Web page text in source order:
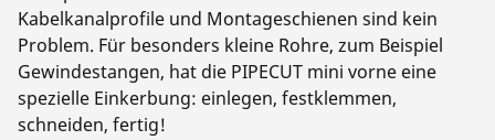
Kabelkanalprofile und Montageschienen sind kein
Problem. Für besonders kleine Rohre, zum Beispiel
Gewindestangen, hat die PIPECUT mini vorne eine
spezielle Einkerbung: einlegen, festklemmen,
schneiden, fertig!